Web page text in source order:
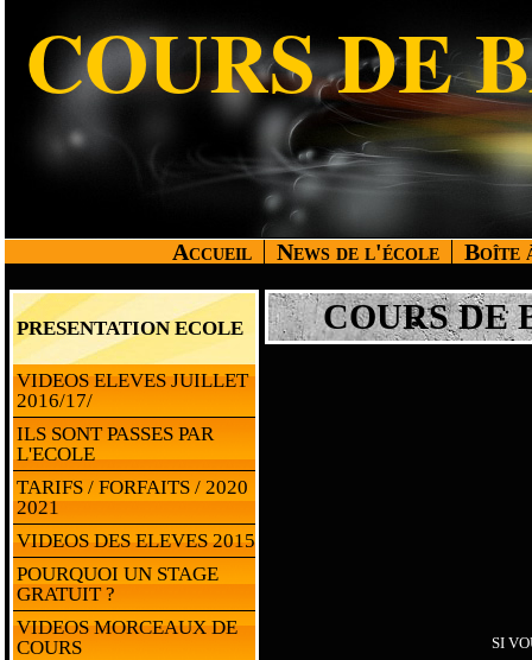
COURS DE
Accueil News de l'école Boîte
PRESENTATION ECOLE
VIDEOS ELEVES JUILLET
2016/17/
ILS SONT PASSES PAR
L'ECOLE
TARIFS / FORFAITS / 2020
2021
VIDEOS DES ELEVES 2015
POURQUOI UN STAGE
GRATUIT ?
VIDEOS MORCEAUX DE
COURS
COURS DE
SI